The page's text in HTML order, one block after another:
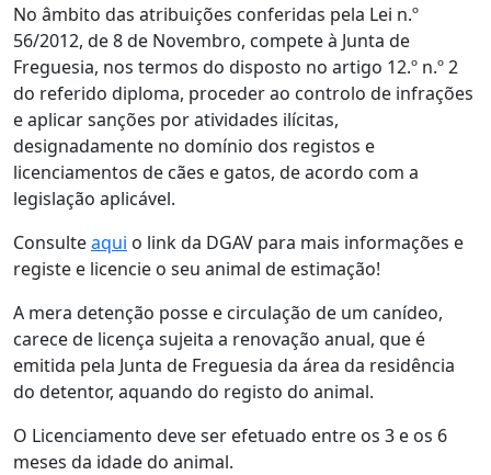
No âmbito das atribuições conferidas pela Lei n.º
56/2012, de 8 de Novembro, compete à Junta de
Freguesia, nos termos do disposto no artigo 12.º n.º 2
do referido diploma, proceder ao controlo de infrações
e aplicar sanções por atividades ilícitas,
designadamente no domínio dos registos e
licenciamentos de cães e gatos, de acordo com a
legislação aplicável.
Consulteaqui o link da DGAV para mais informações e
registe e licencie o seu animal de estimação!
A mera detenção posse e circulação de um canídeo,
carece de licença sujeita a renovação anual, que é
emitida pela Junta de Freguesia da área da residência
do detentor, aquando do registo do animal.
O Licenciamento deve ser efetuado entre os 3 e os 6
meses da idade do animal.